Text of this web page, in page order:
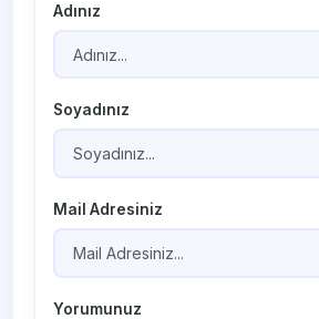
Adınız
Soyadınız
Mail Adresiniz
Yorumunuz